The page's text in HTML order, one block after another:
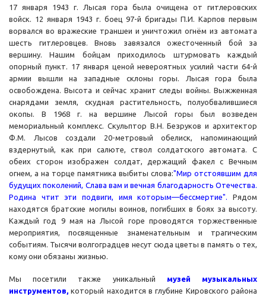
17 января 1943 г. Лысая гора была очищена от гитлеровских
войск. 12 января 1943 г. боец 97-й бригады П.И. Карпов первым
ворвался во вражеские траншеи и уничтожил огнём из автомата
шесть гитлеровцев. Вновь завязался ожесточенный бой за
вершину. Нашим бойцам приходилось штурмовать каждый
опорный пункт. 17 января ценой невероятных усилий части 64-й
армии вышли на западные склоны горы. Лысая гора была
освобождена. Высота и сейчас хранит следы войны. Выжженная
снарядами земля, скудная растительность, полуобвалившиеся
окопы. В 1968 г. на вершине Лысой горы был возведен
мемориальный комплекс. Скульптор В.Н. Безруков и архитектор
Ф.М. Лысов создали 20-метровый обелиск, напоминающий
вздернутый, как при салюте, ствол солдатского автомата. С
обеих сторон изображен солдат, держащий факел с Вечным
огнем, а на торце памятника выбиты слова:"Мир отстоявшим для
будущих поколений, Слава вам и вечная благодарность Отечества.
Родина чтит эти подвиги, имя которым—бессмертие". Рядом
находятся братские могилы воинов, погибших в боях за высоту.
Каждый год 9 мая на Лысой горе проводятся торжественные
мероприятия, посвященные знаменательным и трагическим
событиям. Тысячи волгоградцев несут сюда цветы в память о тех,
кому они обязаны жизнью.
Мы посетили также уникальный музей музыкальных
инструментов, который находится в глубине Кировского района